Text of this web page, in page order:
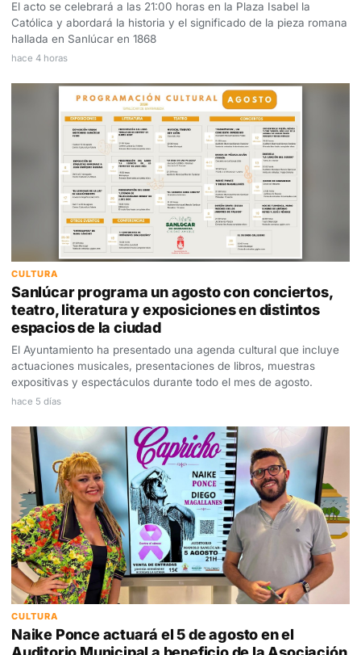
El acto se celebrará a las 21:00 horas en la Plaza Isabel la
Católica y abordará la historia y el significado de la pieza romana
hallada en Sanlúcar en 1868
hace 4 horas
CULTURA
Sanlúcar programa un agosto con conciertos,
teatro, literatura y exposiciones en distintos
espacios de la ciudad
El Ayuntamiento ha presentado una agenda cultural que incluye
actuaciones musicales, presentaciones de libros, muestras
expositivas y espectáculos durante todo el mes de agosto.
hace 5 días
CULTURA
Naike Ponce actuará el 5 de agosto en el